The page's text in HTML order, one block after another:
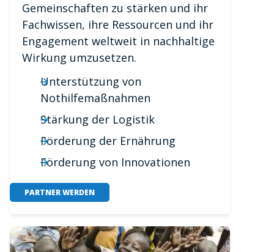
Gemeinschaften zu stärken und ihr
Fachwissen, ihre Ressourcen und ihr
Engagement weltweit in nachhaltige
Wirkung umzusetzen.
Unterstützung von
Nothilfemaßnahmen
Stärkung der Logistik
Förderung der Ernährung
Förderung von Innovationen
PARTNER WERDEN